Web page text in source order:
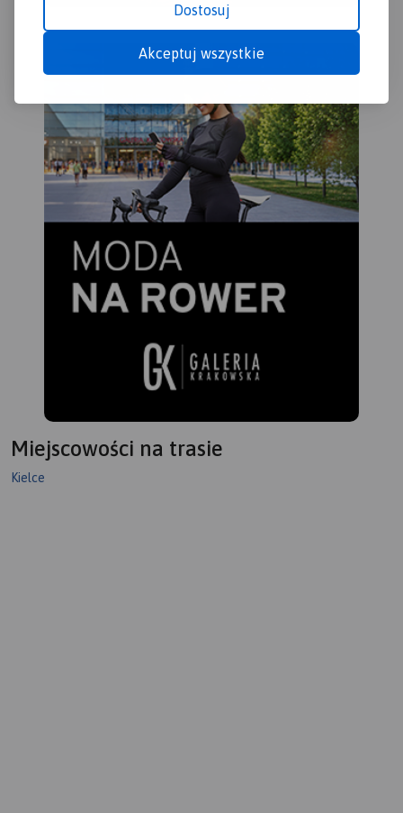
Dostosuj
Akceptuj wszystkie
Miejscowości na trasie
Kielce